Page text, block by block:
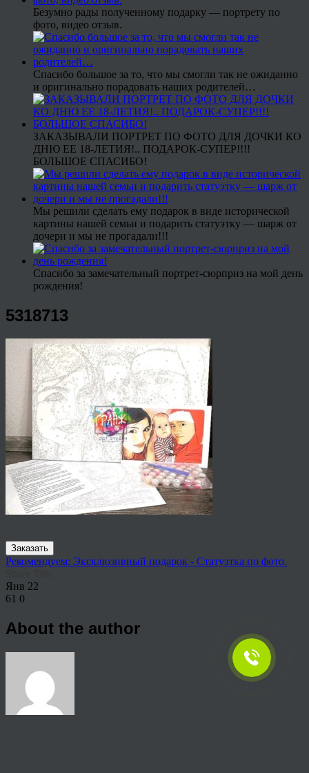
Безумно рады полученному подарку — портрету по
фото, видео отзыв.
Спасибо большое за то, что мы смогли так не ожиданно
и оригинально порадовать наших родителей…
ЗАКАЗЫВАЛИ ПОРТРЕТ ПО ФОТО ДЛЯ ДОЧКИ КО
ДНЮ ЕЕ 18-ЛЕТИЯ!.. ПОДАРОК-СУПЕР!!!!
БОЛЬШОЕ СПАСИБО!
Мы решили сделать ему подарок в виде исторической
картины нашей семьи и подарить статуэтку — шарж от
дочери и мы не прогадали!!!
Спасибо за замечательный портрет-сюрприз на мой день
рождения!
5318713
Заказать
Рекомендуем: Эксклюзивный подарок - Статуэтка по фото.
Янв 22
61 0
About the author